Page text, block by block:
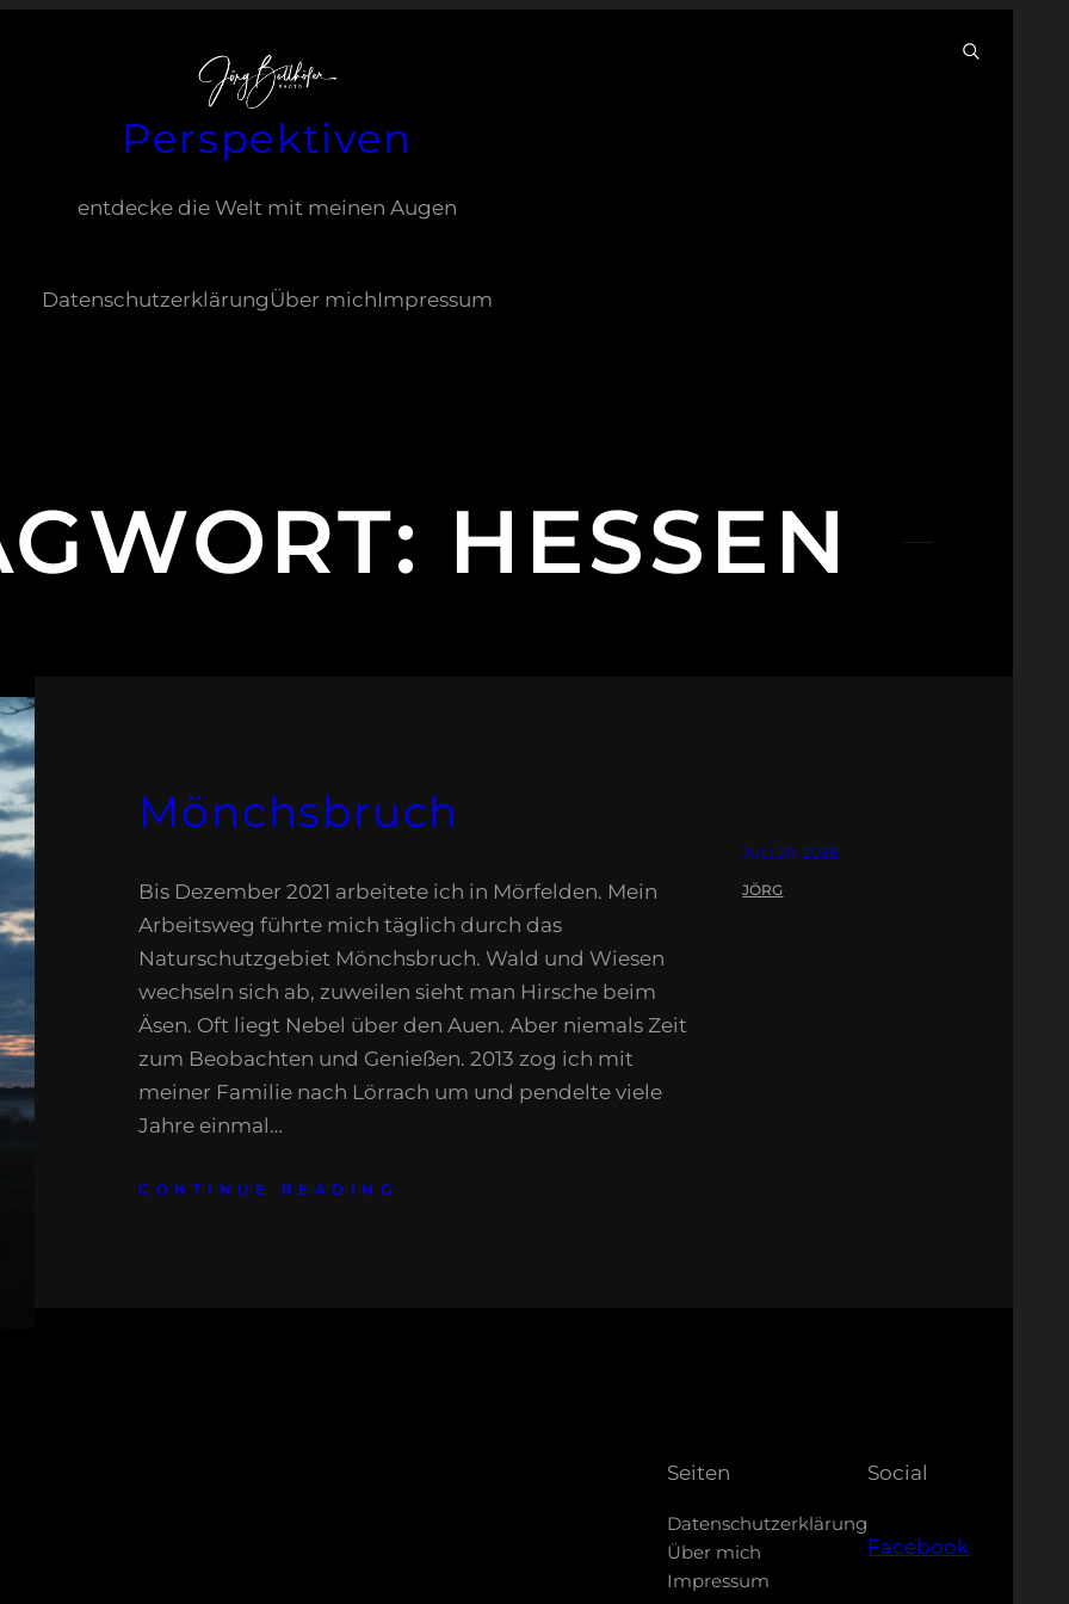
Perspektiven
entdecke die Welt mit meinen Augen
DatenschutzerklärungÜber michImpressum
HESSEN
Mönchsbruch
Bis Dezember 2021 arbeitete ich in Mörfelden. Mein
Arbeitsweg führte mich täglich durch das
Naturschutzgebiet Mönchsbruch. Wald und Wiesen
wechseln sich ab, zuweilen sieht man Hirsche beim
Äsen. Oft liegt Nebel über den Auen. Aber niemals Zeit
zum Beobachten und Genießen. 2013 zog ich mit
meiner Familie nach Lörrach um und pendelte viele
Jahre einmal…
CONTINUE READING
JULI 20, 2025
JÖRG
Seiten
Datenschutzerklärung
Über mich
Impressum
Social
Facebook